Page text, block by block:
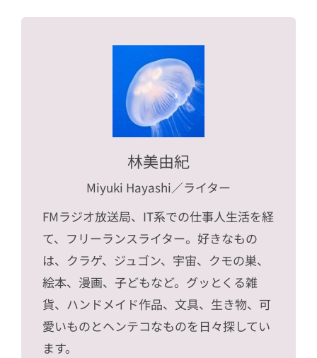
林美由紀
Miyuki Hayashi／ライター
FMラジオ放送局、IT系での仕事人生活を経
て、フリーランスライター。好きなもの
は、クラゲ、ジュゴン、宇宙、クモの巣、
絵本、漫画、子どもなど。グッとくる雑
貨、ハンドメイド作品、文具、生き物、可
愛いものとヘンテコなものを日々探してい
ます。